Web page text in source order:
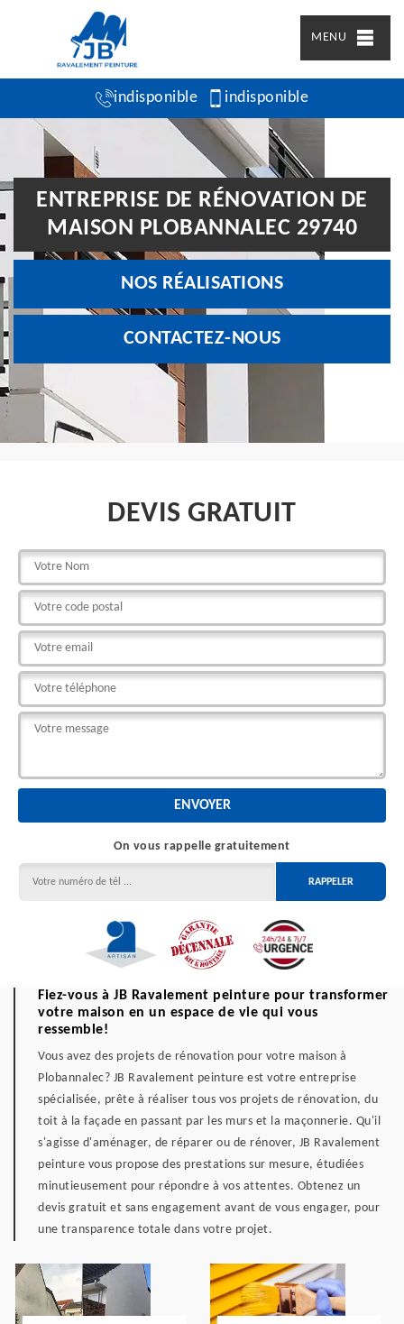
MENU
indisponible indisponible
ENTREPRISE DE RÉNOVATION DE
MAISON PLOBANNALEC 29740
NOS RÉALISATIONS
CONTACTEZ-NOUS
DEVIS GRATUIT
On vous rappelle gratuitement
Fiez-vous à JB Ravalement peinture pour transformer
votre maison en un espace de vie qui vous
ressemble!
Vous avez des projets de rénovation pour votre maison à
Plobannalec? JB Ravalement peinture est votre entreprise
spécialisée, prête à réaliser tous vos projets de rénovation, du
toit à la façade en passant par les murs et la maçonnerie. Qu'il
s'agisse d'aménager, de réparer ou de rénover, JB Ravalement
peinture vous propose des prestations sur mesure, étudiées
minutieusement pour répondre à vos attentes. Obtenez un
devis gratuit et sans engagement avant de vous engager, pour
une transparence totale dans votre projet.